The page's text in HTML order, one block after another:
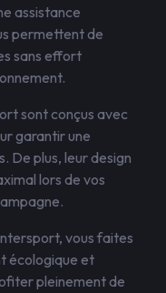
assistance
permettent de
sans effort
sont conçus avec
garantir une
De plus, leur design
lors de vos
vous faites
écologique et
pleinement de